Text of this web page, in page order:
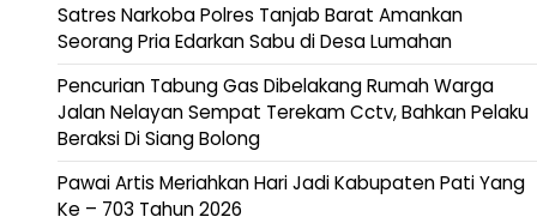
Satres Narkoba Polres Tanjab Barat Amankan
Seorang Pria Edarkan Sabu di Desa Lumahan
Pencurian Tabung Gas Dibelakang Rumah Warga
Jalan Nelayan Sempat Terekam Cctv, Bahkan Pelaku
Beraksi Di Siang Bolong
Pawai Artis Meriahkan Hari Jadi Kabupaten Pati Yang
Ke – 703 Tahun 2026